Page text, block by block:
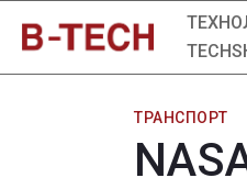
ТРАНСПОРТ